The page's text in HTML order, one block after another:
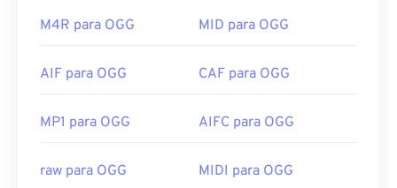
M4R para OGG MID para OGG
AIF para OGG CAF para OGG
MP1 para OGG AIFC para OGG
raw para OGG MIDI para OGG